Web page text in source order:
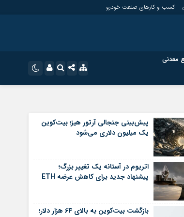
کسب و کارهای صنعت خودرو
معدنی
سروش
آپارات مرا به خاطر بسپار
کسب و کارهای گردشگری و هنر
و هنر
پیش‌بینی جنجالی آرتور هیز؛ بیت‌کوین
یک میلیون دلاری می‌شود
اتریوم در آستانه یک تغییر بزرگ؛
پیشنهاد جدید برای کاهش عرضه ETH
بازگشت بیت‌کوین به بالای ۶۴ هزار دلار؛